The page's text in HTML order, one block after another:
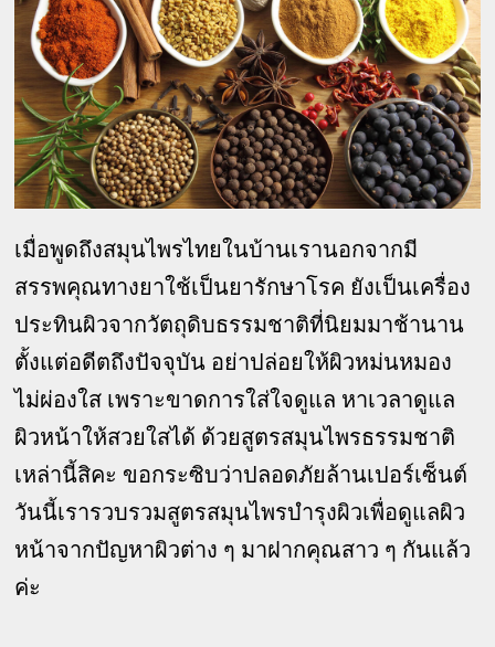
เมื่อพูดถึงสมุนไพรไทยในบ้านเรานอกจากมี
สรรพคุณทางยาใช้เป็นยารักษาโรค ยังเป็นเครื่อง
ประทินผิวจากวัตถุดิบธรรมชาติที่นิยมมาช้านาน
ตั้งแต่อดีตถึงปัจจุบัน อย่าปล่อยให้ผิวหม่นหมอง
ไม่ผ่องใส เพราะขาดการใส่ใจดูแล หาเวลาดูแล
ผิวหน้าให้สวยใสได้ ด้วยสูตรสมุนไพรธรรมชาติ
เหล่านี้สิคะ ขอกระซิบว่าปลอดภัยล้านเปอร์เซ็นต์
วันนี้เรารวบรวมสูตรสมุนไพรบำรุงผิวเพื่อดูแลผิว
หน้าจากปัญหาผิวต่าง ๆ มาฝากคุณสาว ๆ กันแล้ว
ค่ะ